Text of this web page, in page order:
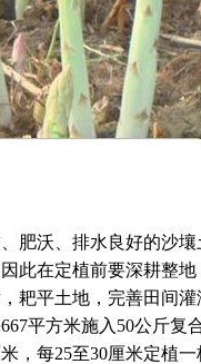
肥沃、排水良好的沙
此在定植前要深耕整
耙平土地，完善田间
平方米施入50公斤
，每25至30厘米定植